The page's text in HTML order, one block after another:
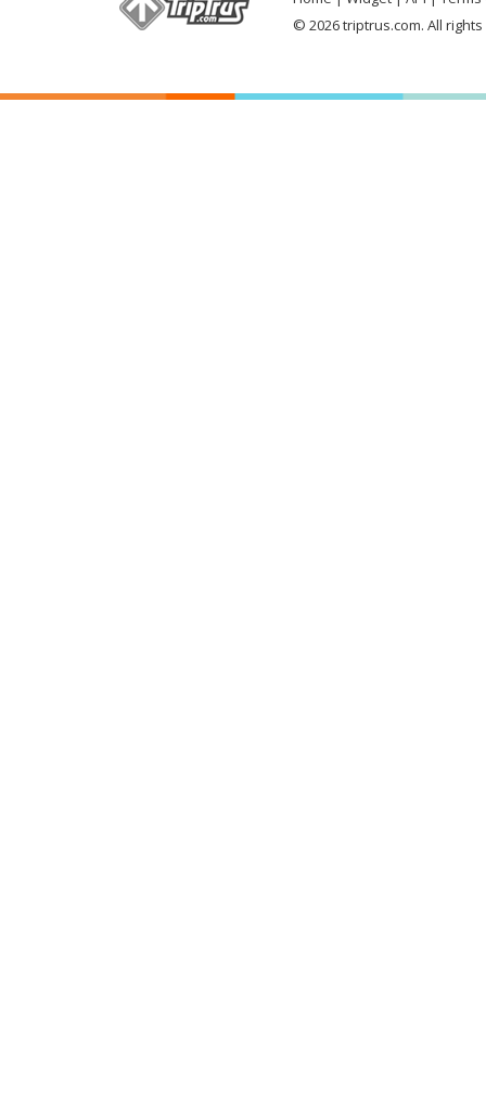
© 2026 triptrus.com. All